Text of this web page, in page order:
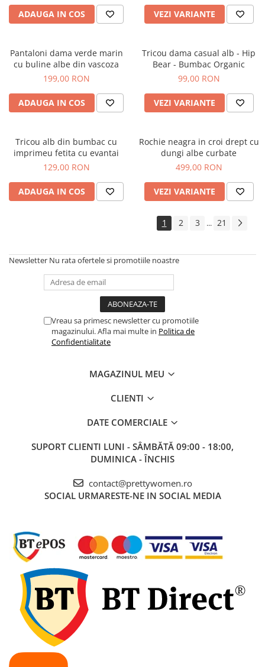
ADAUGA IN COS VEZI VARIANTE
Pantaloni dama verde marin
cu buline albe din vascoza
199,00 RON
ADAUGA IN COS
Tricou dama casual alb - Hip
Bear - Bumbac Organic
99,00 RON
VEZI VARIANTE
Tricou alb din bumbac cu
imprimeu fetita cu evantai
129,00 RON
ADAUGA IN COS
Rochie neagra in croi drept cu
dungi albe curbate
499,00 RON
VEZI VARIANTE
1 2 3 ... 21
Newsletter Nu rata ofertele si promotiile noastre
Vreau sa primesc newsletter cu promotiile
magazinului. Afla mai multe in Politica de
Confidentialitate
MAGAZINUL MEU
CLIENTI
DATE COMERCIALE
SUPORT CLIENTI LUNI - SÂMBĂTĂ 09:00 - 18:00,
DUMINICA - ÎNCHIS
contact@prettywomen.ro
SOCIAL URMARESTE-NE IN SOCIAL MEDIA